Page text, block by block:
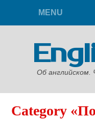
MENU
Об английском.
Category